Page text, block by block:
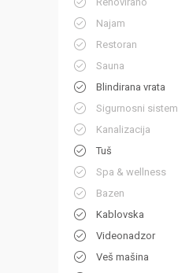
Najam
Restoran
Sauna
Blindirana vrata
Sigurnosni sistem
Kanalizacija
Tuš
Spa & wellness
Bazen
Kablovska
Videonadzor
Veš mašina